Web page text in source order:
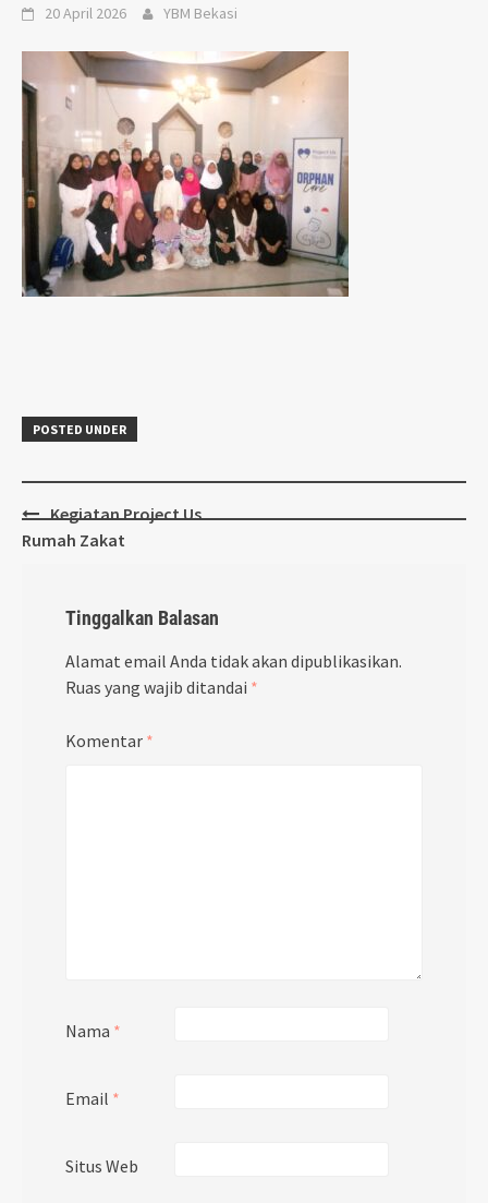
20 April 2026 YBM Bekasi
POSTED UNDER
Post
navigation
Kegiatan Project Us
Rumah Zakat
Tinggalkan Balasan
Alamat email Anda tidak akan dipublikasikan.
Ruas yang wajib ditandai *
Komentar *
Nama *
Email *
Situs Web